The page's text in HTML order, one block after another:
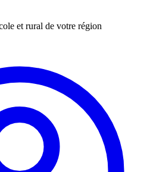
et rural de votre région